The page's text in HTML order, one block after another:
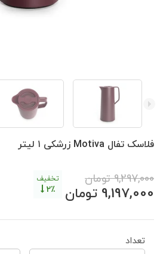
فلاسک تفال Motiva زرشکی ۱ لیتر
9,297,000 تومان
9,197,000 تومان
تخفیف
2٪
تعداد